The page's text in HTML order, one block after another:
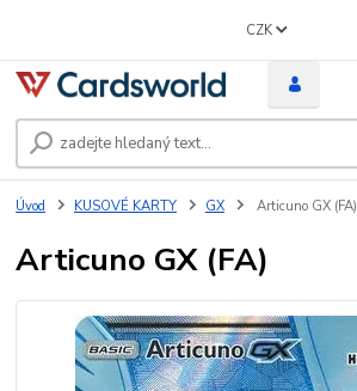
CZK
Úvod KUSOVÉ KARTY GX Articuno GX (FA)
Articuno GX (FA)